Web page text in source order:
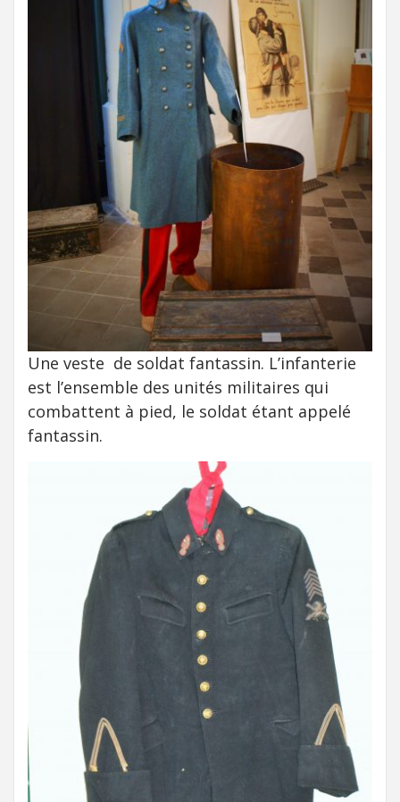
Une veste de soldat fantassin. L’infanterie
est l’ensemble des unités militaires qui
combattent à pied, le soldat étant appelé
fantassin.